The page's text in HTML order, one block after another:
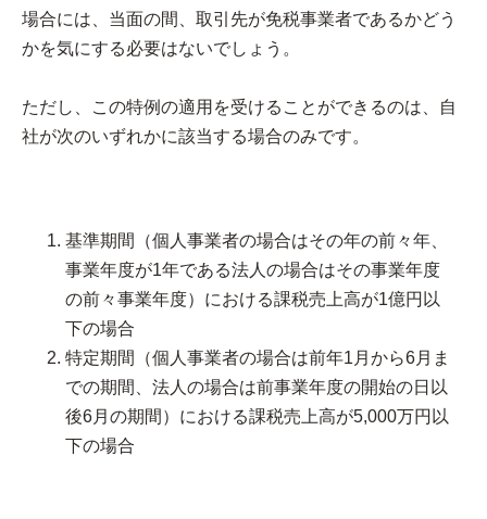
場合には、当面の間、取引先が免税事業者であるかどう
かを気にする必要はないでしょう。
ただし、この特例の適用を受けることができるのは、自
社が次のいずれかに該当する場合のみです。
基準期間（個人事業者の場合はその年の前々年、
事業年度が1年である法人の場合はその事業年度
の前々事業年度）における課税売上高が1億円以
下の場合
特定期間（個人事業者の場合は前年1月から6月ま
での期間、法人の場合は前事業年度の開始の日以
後6月の期間）における課税売上高が5,000万円以
下の場合